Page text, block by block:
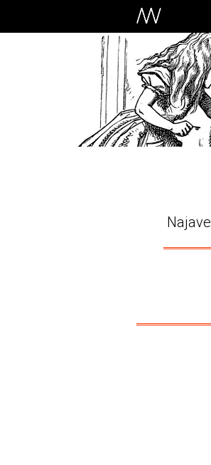
Najave